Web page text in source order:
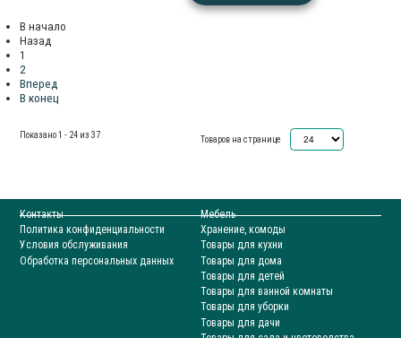
В начало
Назад
1
2
Вперед
В конец
Показано 1 - 24 из 37 Товаров на странице
Контакты
Политика конфиденциальности
Условия обслуживания
Обработка персональных данных
Мебель
Хранение, комоды
Товары для кухни
Товары для дома
Товары для детей
Товары для ванной комнаты
Товары для уборки
Товары для дачи